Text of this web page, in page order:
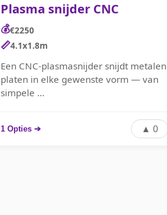
Plasma snijder CNC
💰€2250
📏4.1x1.8m
Een CNC-plasmasnijder snijdt metalen
platen in elke gewenste vorm — van
simpele ...
1 Opties ➔ ▲ 0